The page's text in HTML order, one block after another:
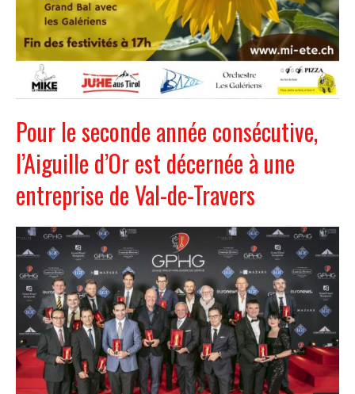
Pour le seconde année consécutive,
l’Aiguille d’Or est décernée à une
entreprise de Val-de-Travers